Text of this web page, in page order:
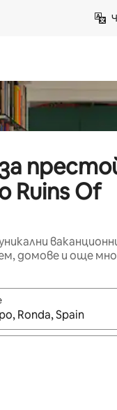
Ruins Of
домове и още
се покажат,